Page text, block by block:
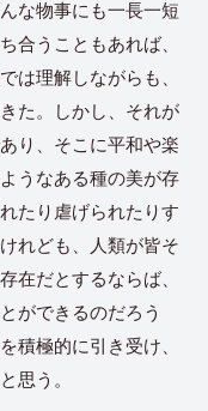
な物事にも一長一短
合うこともあれば、
は理解しながらも、
た。しかし、それが
り、そこに平和や楽
うなある種の美が存
たり虐げられたりす
れども、人類が皆そ
在だとするならば、
ができるのだろう
積極的に引き受け、
思う。